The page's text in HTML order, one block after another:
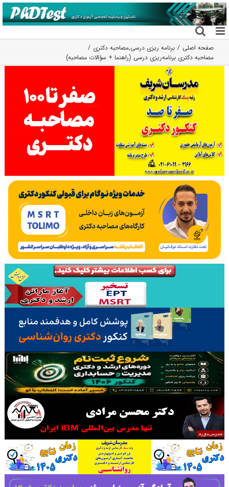
رفتن
به
محتوا
صفحه اصلی برنامه ریزی درسی,مصاحبه دکتری
مصاحبه دکتری برنامه‌ریزی درسی (راهنما + سؤالات مصاحبه)